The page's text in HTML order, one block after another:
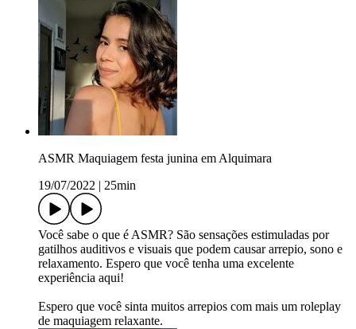
ASMR Maquiagem festa junina em Alquimara
19/07/2022
25min
Você sabe o que é ASMR? São sensações estimuladas por
gatilhos auditivos e visuais que podem causar arrepio, sono e
relaxamento. Espero que você tenha uma excelente
experiência aqui!
Espero que você sinta muitos arrepios com mais um roleplay
de maquiagem relaxante.